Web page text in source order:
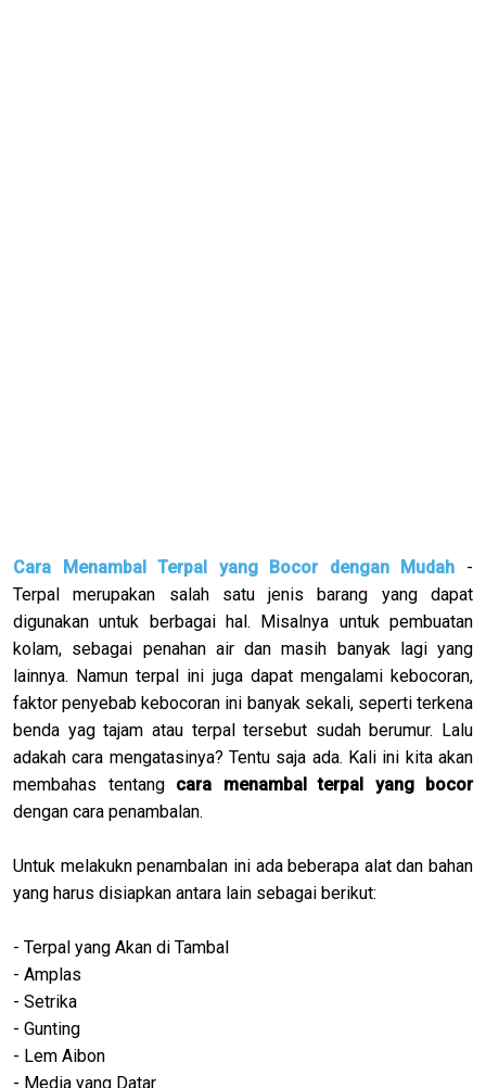
Cara Menambal Terpal yang Bocor dengan Mudah -
Terpal merupakan salah satu jenis barang yang dapat
digunakan untuk berbagai hal. Misalnya untuk pembuatan
kolam, sebagai penahan air dan masih banyak lagi yang
lainnya. Namun terpal ini juga dapat mengalami kebocoran,
faktor penyebab kebocoran ini banyak sekali, seperti terkena
benda yag tajam atau terpal tersebut sudah berumur. Lalu
adakah cara mengatasinya? Tentu saja ada. Kali ini kita akan
membahas tentang cara menambal terpal yang bocor
dengan cara penambalan.
Untuk melakukn penambalan ini ada beberapa alat dan bahan
yang harus disiapkan antara lain sebagai berikut:
- Terpal yang Akan di Tambal
- Amplas
- Setrika
- Gunting
- Lem Aibon
- Media yang Datar